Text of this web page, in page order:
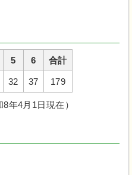
5 6 合計
32 37 179
現在）